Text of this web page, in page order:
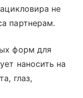
не
партнерам.
форм для
наносить на
глаз,